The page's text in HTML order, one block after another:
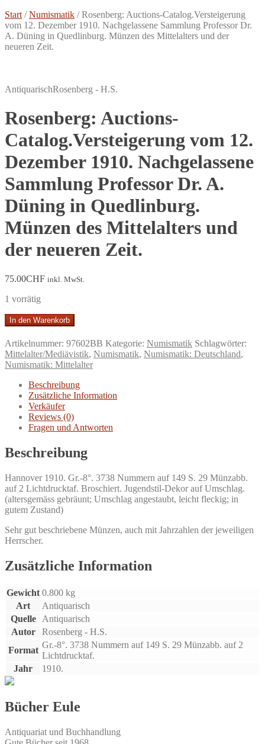
Start /Numismatik /Rosenberg: Auctions-Catalog.Versteigerung
vom 12. Dezember 1910. Nachgelassene Sammlung Professor Dr.
A. Düning in Quedlinburg. Münzen des Mittelalters und der
neueren Zeit.
AntiquarischRosenberg - H.S.
Rosenberg: Auctions-
Catalog.Versteigerung vom 12.
Dezember 1910. Nachgelassene
Sammlung Professor Dr. A.
Düning in Quedlinburg.
Münzen des Mittelalters und
der neueren Zeit.
75.00CHF inkl. MwSt.
1 vorrätig
Rosenberg:
Auctions-
Catalog.Versteigerung
vom
12.
Dezember
1910.
Nachgelassene
Sammlung
Professor
Düning
in
Münzen
des
Mittelalters
und
neueren
Zeit.
In den Warenkorb
Artikelnummer: 97602BB Kategorie: Numismatik Schlagwörter:
Mittelalter/Mediävistik, Numismatik, Numismatik: Deutschland,
Numismatik: Mittelalter
Beschreibung
Zusätzliche Information
Verkäufer
Reviews (0)
Fragen und Antworten
Beschreibung
Hannover 1910. Gr.-8°. 3738 Nummern auf 149 S. 29 Münzabb.
auf 2 Lichtdrucktaf. Broschiert. Jugendstil-Dekor auf Umschlag.
(altersgemäss gebräunt; Umschlag angestaubt, leicht fleckig; in
gutem Zustand)
Sehr gut beschriebene Münzen, auch mit Jahrzahlen der jeweiligen
Herrscher.
Zusätzliche Information
Gewicht 0.800 kg
Art
Antiquarisch
Quelle
Antiquarisch
Autor
Rosenberg - H.S.
Format
Gr.-8°. 3738 Nummern auf 149 S. 29 Münzabb. auf 2
Lichtdrucktaf.
Jahr
1910.
Bücher Eule
Antiquariat und Buchhandlung